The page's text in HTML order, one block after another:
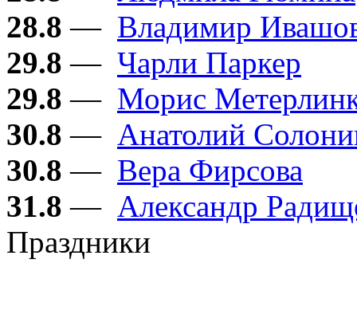
28.8 — Владимир
29.8 — Чарли Паркер
29.8 — Морис
30.8 — Анатолий
30.8 — Вера Фирсова
31.8 — Александр
Праздники